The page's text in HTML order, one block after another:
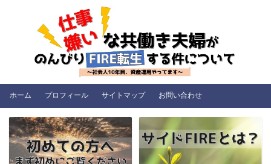
ホーム プロフィール サイトマップ お問い合わせ